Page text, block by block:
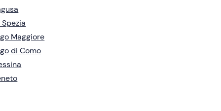
Spezia
Maggiore
di Como